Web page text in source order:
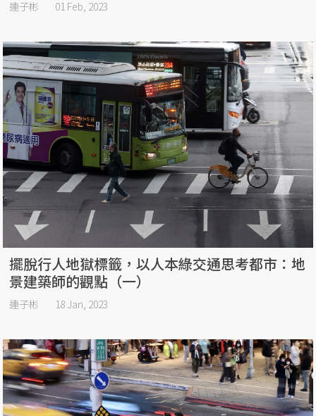
連子彬 01 Feb, 2023
擺脫行人地獄標籤，以人本綠交通思考都市：地
景建築師的觀點（一）
連子彬 18 Jan, 2023